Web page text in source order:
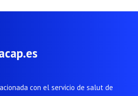
con el servicio de salut de